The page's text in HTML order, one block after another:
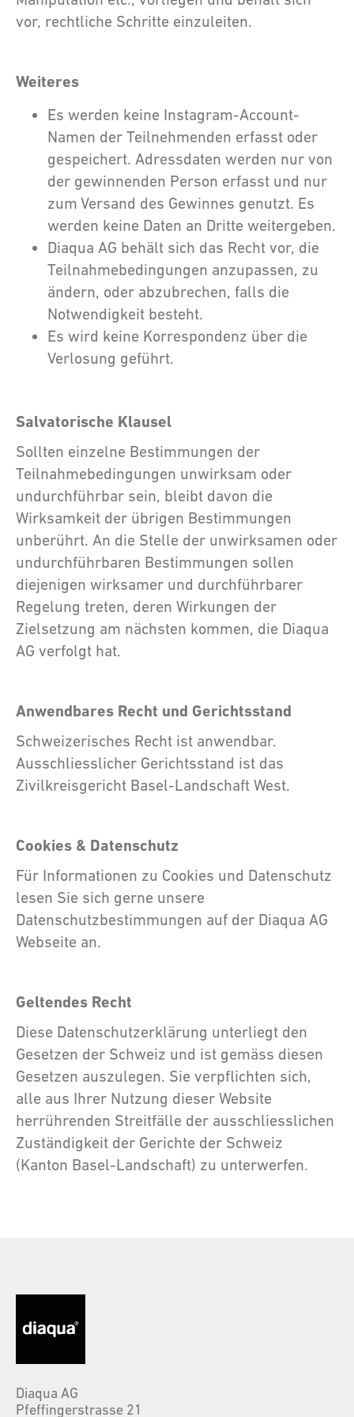
vor, rechtliche Schritte einzuleiten.
Weiteres
Es werden keine Instagram-Account-
Namen der Teilnehmenden erfasst oder
gespeichert. Adressdaten werden nur von
der gewinnenden Person erfasst und nur
zum Versand des Gewinnes genutzt. Es
werden keine Daten an Dritte weitergeben.
Diaqua AG behält sich das Recht vor, die
Teilnahmebedingungen anzupassen, zu
ändern, oder abzubrechen, falls die
Notwendigkeit besteht.
Es wird keine Korrespondenz über die
Verlosung geführt.
Salvatorische Klausel
Sollten einzelne Bestimmungen der
Teilnahmebedingungen unwirksam oder
undurchführbar sein, bleibt davon die
Wirksamkeit der übrigen Bestimmungen
unberührt. An die Stelle der unwirksamen oder
undurchführbaren Bestimmungen sollen
diejenigen wirksamer und durchführbarer
Regelung treten, deren Wirkungen der
Zielsetzung am nächsten kommen, die Diaqua
AG verfolgt hat.
Anwendbares Recht und Gerichtsstand
Schweizerisches Recht ist anwendbar.
Ausschliesslicher Gerichtsstand ist das
Zivilkreisgericht Basel-Landschaft West.
Cookies & Datenschutz
Für Informationen zu Cookies und Datenschutz
lesen Sie sich gerne unsere
Datenschutzbestimmungen auf der Diaqua AG
Webseite an.
Geltendes Recht
Diese Datenschutzerklärung unterliegt den
Gesetzen der Schweiz und ist gemäss diesen
Gesetzen auszulegen. Sie verpflichten sich,
alle aus Ihrer Nutzung dieser Website
herrührenden Streitfälle der ausschliesslichen
Zuständigkeit der Gerichte der Schweiz
(Kanton Basel-Landschaft) zu unterwerfen.
Diaqua AG
Pfeffingerstrasse 21